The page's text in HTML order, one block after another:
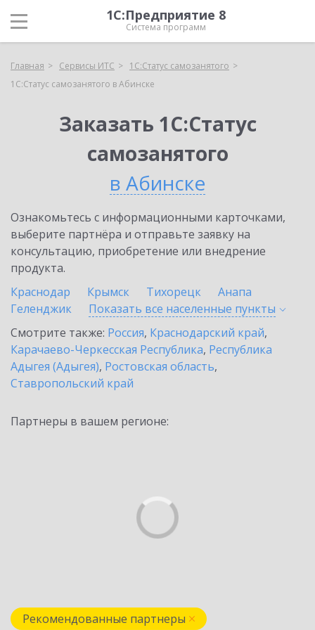
1С:Предприятие 8
Система программ
Главная Сервисы ИТС
1С:Статус самозанятого
1С:Статус самозанятого в Абинске
Заказать 1С:Статус
самозанятого
в Абинске
Ознакомьтесь с информационными карточками,
выберите партнёра и отправьте заявку на
консультацию, приобретение или внедрение
продукта.
Краснодар
Крымск Тихорецк
Анапа
Геленджик
Показать все населенные пункты
Смотрите также: Россия, Краснодарский край,
Карачаево-Черкесская Республика, Республика
Адыгея (Адыгея), Ростовская область,
Ставропольский край
Партнеры в вашем регионе:
Рекомендованные партнеры